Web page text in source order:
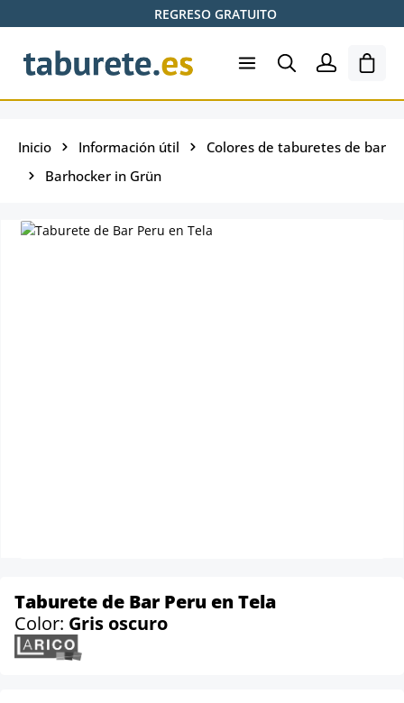
Saltar al contenido principalREGRESO GRATUITO
El
Inicio Información útil
Colores de taburetes de bar
Barhocker in Grün
Taburete de Bar Peru en Tela
Color: Gris oscuro